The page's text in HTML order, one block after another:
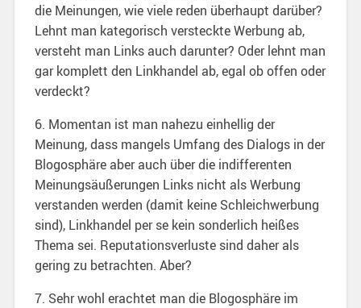
die Meinungen, wie viele reden überhaupt darüber?
Lehnt man kategorisch versteckte Werbung ab,
versteht man Links auch darunter? Oder lehnt man
gar komplett den Linkhandel ab, egal ob offen oder
verdeckt?
6. Momentan ist man nahezu einhellig der
Meinung, dass mangels Umfang des Dialogs in der
Blogosphäre aber auch über die indifferenten
Meinungsäußerungen Links nicht als Werbung
verstanden werden (damit keine Schleichwerbung
sind), Linkhandel per se kein sonderlich heißes
Thema sei. Reputationsverluste sind daher als
gering zu betrachten. Aber?
7. Sehr wohl erachtet man die Blogosphäre im